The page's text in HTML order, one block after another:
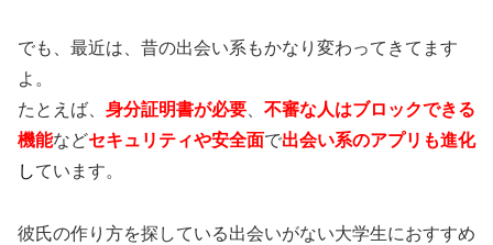
でも、最近は、昔の出会い系もかなり変わってきてます
よ。
たとえば、 身分証明書が必要
不審な人はブロックできる
機能などセキュリティや安全面で出会い系のアプリも進化
しています。
彼氏の作り方を探している出会いがない大学生におすすめ